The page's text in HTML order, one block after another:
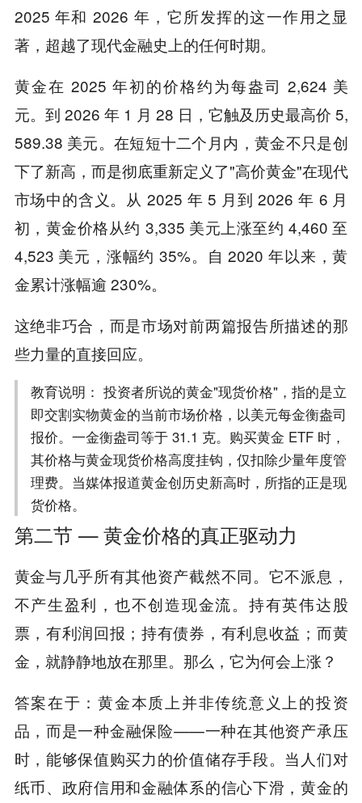
2025 年和 2026 年，它所发挥的这一作用之显
著，超越了现代金融史上的任何时期。
黄金在 2025 年初的价格约为每盎司 2,624 美
元。到 2026 年 1 月 28 日，它触及历史最高价 5,
589.38 美元。在短短十二个月内，黄金不只是创
下了新高，而是彻底重新定义了"高价黄金"在现代
市场中的含义。从 2025 年 5 月到 2026 年 6 月
初，黄金价格从约 3,335 美元上涨至约 4,460 至
4,523 美元，涨幅约 35%。自 2020 年以来，黄
金累计涨幅逾 230%。
这绝非巧合，而是市场对前两篇报告所描述的那
些力量的直接回应。
教育说明： 投资者所说的黄金"现货价格"，指的是立
即交割实物黄金的当前市场价格，以美元每金衡盎司
报价。一金衡盎司等于 31.1 克。购买黄金 ETF 时，
其价格与黄金现货价格高度挂钩，仅扣除少量年度管
理费。当媒体报道黄金创历史新高时，所指的正是现
货价格。
第二节 — 黄金价格的真正驱动力
黄金与几乎所有其他资产截然不同。它不派息，
不产生盈利，也不创造现金流。持有英伟达股
票，有利润回报；持有债券，有利息收益；而黄
金，就静静地放在那里。那么，它为何会上涨？
答案在于：黄金本质上并非传统意义上的投资
品，而是一种金融保险——一种在其他资产承压
时，能够保值购买力的价值储存手段。当人们对
纸币、政府信用和金融体系的信心下滑，黄金的